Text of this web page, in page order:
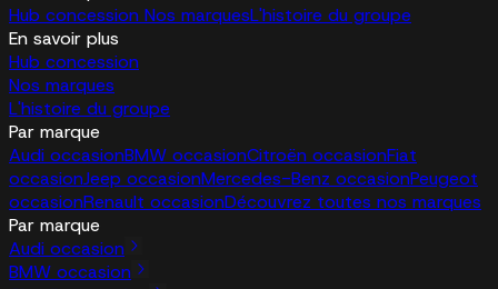
Hub concession Nos marquesL'histoire du groupe
En savoir plus
Hub concession
Nos marques
L'histoire du groupe
Par marque
Audi occasionBMW occasionCitroën occasionFiat
occasionJeep occasionMercedes-Benz occasionPeugeot
occasionRenault occasionDécouvrez toutes nos marques
Par marque
Audi occasion
BMW occasion